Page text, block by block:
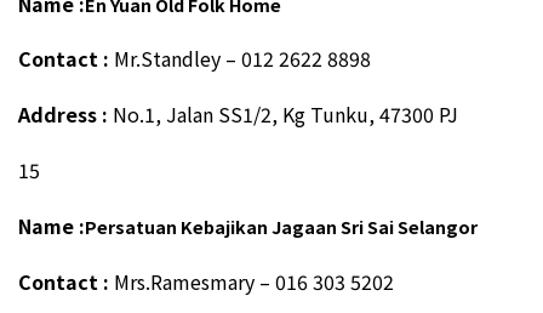
Contact : Mr.Standley – 012 2622 8898
Address : No.1, Jalan SS1/2, Kg Tunku, 47300 PJ
15
Name :Persatuan Kebajikan Jagaan Sri Sai Selangor
Contact : Mrs.Ramesmary – 016 303 5202